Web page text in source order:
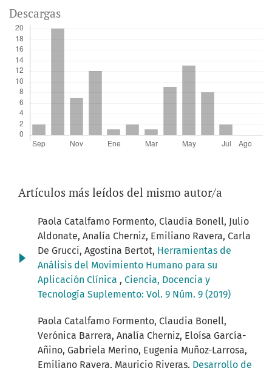
Descargas
Artículos más leídos del mismo autor/a
Paola Catalfamo Formento, Claudia Bonell, Julio
Aldonate, Analía Cherniz, Emiliano Ravera, Carla
De Grucci, Agostina Bertot, Herramientas de
Análisis del Movimiento Humano para su
Aplicación Clínica , Ciencia, Docencia y
Tecnología Suplemento: Vol. 9 Núm. 9 (2019)
Paola Catalfamo Formento, Claudia Bonell,
Verónica Barrera, Analía Cherniz, Eloísa García-
Añino, Gabriela Merino, Eugenia Muñoz-Larrosa,
Emiliano Ravera, Mauricio Riveras, Desarrollo de